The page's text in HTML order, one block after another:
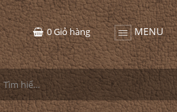
MENU
0Giỏ hàng
Tìm hiểu về rượu